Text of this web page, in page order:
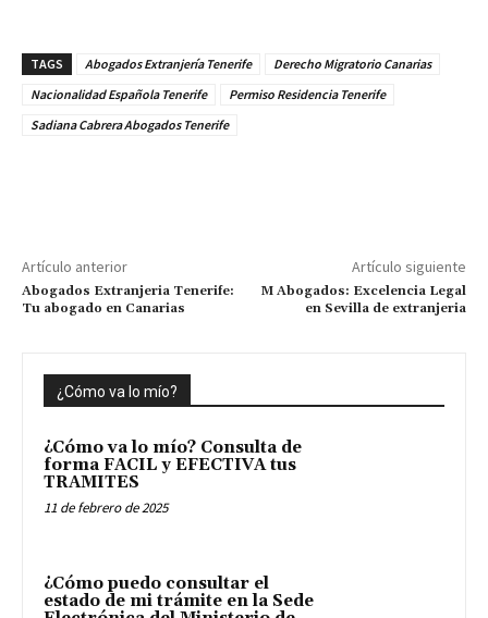
TAGS Abogados Extranjería Tenerife
Derecho Migratorio Canarias
Nacionalidad Española Tenerife
Permiso Residencia Tenerife
Sadiana Cabrera Abogados Tenerife
Artículo anterior
Abogados Extranjeria Tenerife:
Tu abogado en Canarias
Artículo siguiente
M Abogados: Excelencia Legal
en Sevilla de extranjeria
¿Cómo va lo mío?
¿Cómo va lo mío? Consulta de
forma FACIL y EFECTIVA tus
TRAMITES
11 de febrero de 2025
¿Cómo puedo consultar el
estado de mi trámite en la Sede